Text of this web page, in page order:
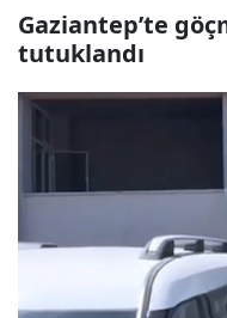
Gaziantep’te
tutuklandı